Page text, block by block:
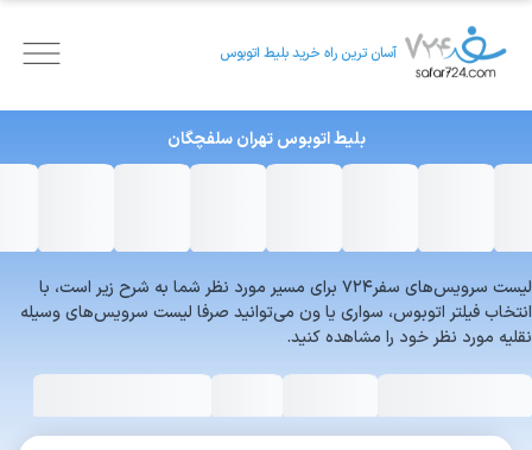
آسان ترین راه خرید بلیط اتوبوس
بلیط اتوبوس تهران سلفچگان
لیست سرویس‌های سفر۷۲۴ برای مسیر مورد نظر شما به شرح زیر است، با
انتخاب فیلتر اتوبوس، سواری یا ون می‌توانید صرفا لیست سرویس‌های وسیله
نقلیه مورد نظر خود را مشاهده کنید.